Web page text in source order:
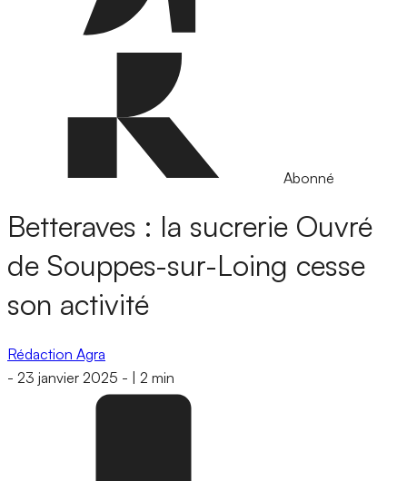
Abonné
Betteraves : la sucrerie Ouvré
de Souppes-sur-Loing cesse
son activité
Rédaction Agra
- 23 janvier 2025 - 2 min